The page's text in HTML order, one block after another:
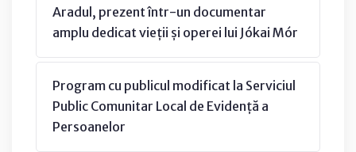
Aradul, prezent într-un documentar
amplu dedicat vieții și operei lui Jókai Mór
Program cu publicul modificat la Serviciul
Public Comunitar Local de Evidență a
Persoanelor